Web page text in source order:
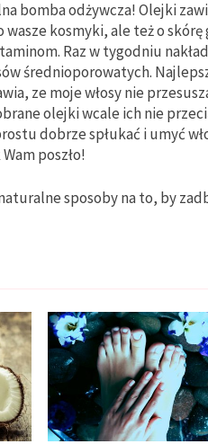
bomba odżywcza! Olejki
kosmyki, ale też o
Raz w tygodniu
średnioporowatych.
ze moje włosy nie
olejki wcale ich nie
dobrze spłukać i umyć
poszło!
sposoby na to, by